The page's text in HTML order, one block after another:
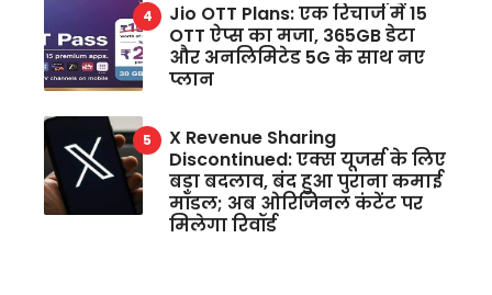
Jio OTT Plans: एक रिचार्ज में 15
OTT ऐप्स का मजा, 365GB डेटा
और अनलिमिटेड 5G के साथ नए
प्लान
X Revenue Sharing
Discontinued: एक्स यूजर्स के लिए
बड़ा बदलाव, बंद हुआ पुराना कमाई
मॉडल; अब ओरिजिनल कंटेंट पर
मिलेगा रिवॉर्ड